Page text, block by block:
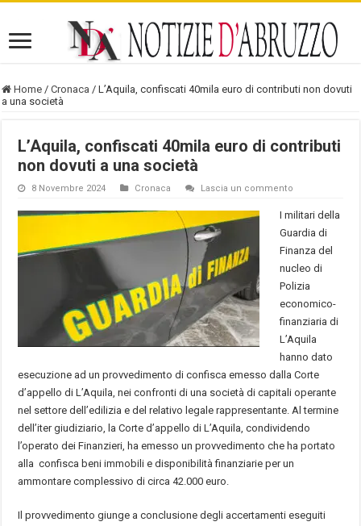
Home / Cronaca / L’Aquila, confiscati 40mila euro di contributi non dovuti
a una società
L’Aquila, confiscati 40mila euro di contributi
non dovuti a una società
8 Novembre 2024 Cronaca Lascia un commento
I militari della
Guardia di
Finanza del
nucleo di
Polizia
economico-
finanziaria di
L’Aquila
hanno dato
esecuzione ad un provvedimento di confisca emesso dalla Corte
d’appello di L’Aquila, nei confronti di una società di capitali operante
nel settore dell’edilizia e del relativo legale rappresentante. Al termine
dell’iter giudiziario, la Corte d’appello di L’Aquila, condividendo
l’operato dei Finanzieri, ha emesso un provvedimento che ha portato
alla confisca beni immobili e disponibilità finanziarie per un
ammontare complessivo di circa 42.000 euro.
Il provvedimento giunge a conclusione degli accertamenti eseguiti